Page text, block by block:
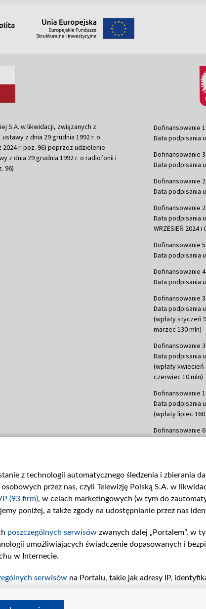
S.A. w likwidacji, związanych z
z dnia 29 grudnia 1992 r. o
2024 r. poz. 96) poprzez udzielenie
z dnia 29 grudnia 1992 r. o radiofonii i
96)
Dofinansowanie
Data podpisania
Dofinansowanie
Data podpisania
Dofinansowanie
Data podpisania
Dofinansowanie
Data podpisania
WRZESIEŃ 2024 i
Dofinansowanie
Data podpisania
Dofinansowanie
Data podpisania
Dofinansowanie
Data podpisania
(wpłaty styczeń
marzec 130 mln)
Dofinansowanie
Data podpisania
(wpłaty kwiecień
czerwiec 10 mln)
Dofinansowanie
Data podpisania
(wpłaty lipiec
Dofinansowanie
Data podpisania
(wpłata
mln, listopad 265
Dofinansowanie
(wpłata grudzień
kwiecień 180
z technologii automatycznego śledzenia i zbierania
przez nas, czyli Telewizję Polską S.A. w
(93 firm), w celach marketingowych (w tym do
poniżej, a także zgody na udostępnianie przez nas
poszczególnych serwisów zwanych dalej „Portalem”, w
umożliwiających świadczenie dopasowanych i
w Internecie.
serwisów na Portalu, takie jak adresy IP,
Portalu czy historia odwiedzin będą przetwarzane
i funkcji: przechowywania informacji na urządzeniu lub